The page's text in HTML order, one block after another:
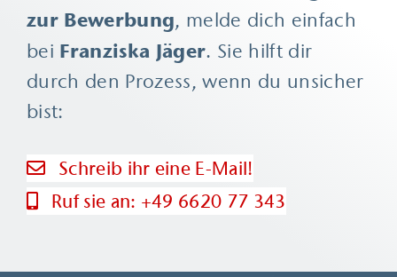
zur Bewerbung, melde dich einfach
bei Franziska Jäger. Sie hilft dir
durch den Prozess, wenn du unsicher
bist:
Schreib ihr eine E-Mail!
Ruf sie an: +49 6620 77 343